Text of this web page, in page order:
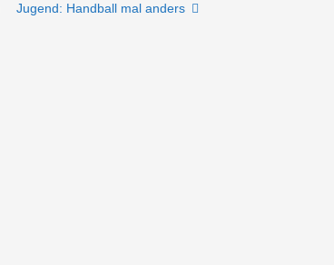
Jugend: Handball mal anders